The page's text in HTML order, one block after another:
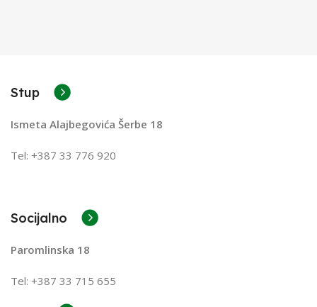
Stup
Ismeta Alajbegovića Šerbe 18
Tel: +387 33 776 920
Socijalno
Paromlinska 18
Tel: +387 33 715 655